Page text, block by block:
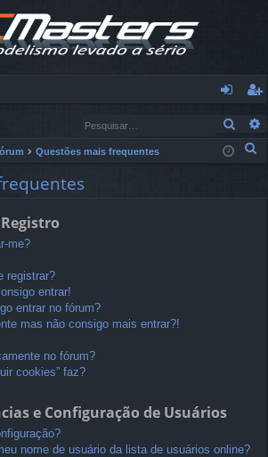
nt
ra
eg
ist
Questões mais frequentes
me?
registrar?
entrar!
entrar no fórum?
mas não consigo mais entrar?!
no fórum?
cookies” faz?
e Configuração de Usuários
nome de usuário da lista de usuários online?